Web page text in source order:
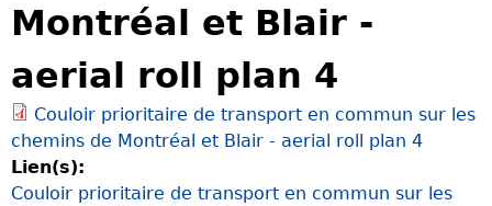
r
S
e
a
r
c
h
Montréal et Blair -
aerial roll plan 4
Couloir prioritaire de transport en commun sur les
chemins de Montréal et Blair - aerial roll plan 4
Lien(s):
Couloir prioritaire de transport en commun sur les